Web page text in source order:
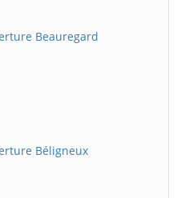
Beauregard
Béligneux